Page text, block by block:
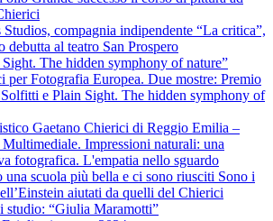
compagnia indipendente “La critica”,
debutta al teatro San Prospero
The hidden symphony of nature”
per Fotografia Europea. Due mostre: Premio
Solfitti e Plain Sight. The hidden symphony of
Gaetano Chierici di Reggio Emilia –
Impressioni naturali: una
fotografica. L'empatia nello sguardo
una scuola più bella e ci sono riusciti Sono i
aiutati da quelli del Chierici
studio: “Giulia Maramotti”